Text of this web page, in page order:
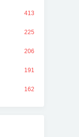
413
225
206
191
162